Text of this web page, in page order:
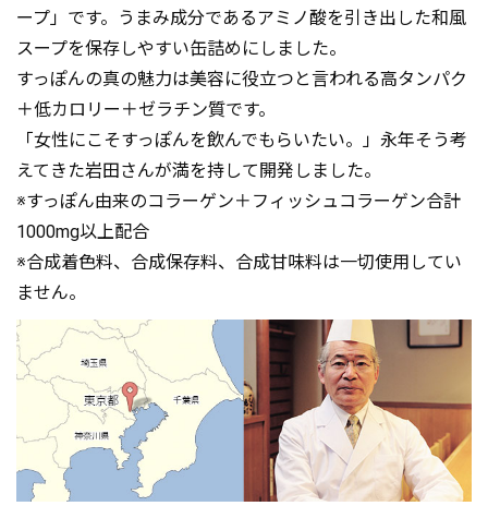
ープ」です。うまみ成分であるアミノ酸を引き出した和風
スープを保存しやすい缶詰めにしました。
すっぽんの真の魅力は美容に役立つと言われる高タンパク
＋低カロリー＋ゼラチン質です。
「女性にこそすっぽんを飲んでもらいたい。」永年そう考
えてきた岩田さんが満を持して開発しました。
※すっぽん由来のコラーゲン＋フィッシュコラーゲン合計
1000mg以上配合
※合成着色料、合成保存料、合成甘味料は一切使用してい
ません。